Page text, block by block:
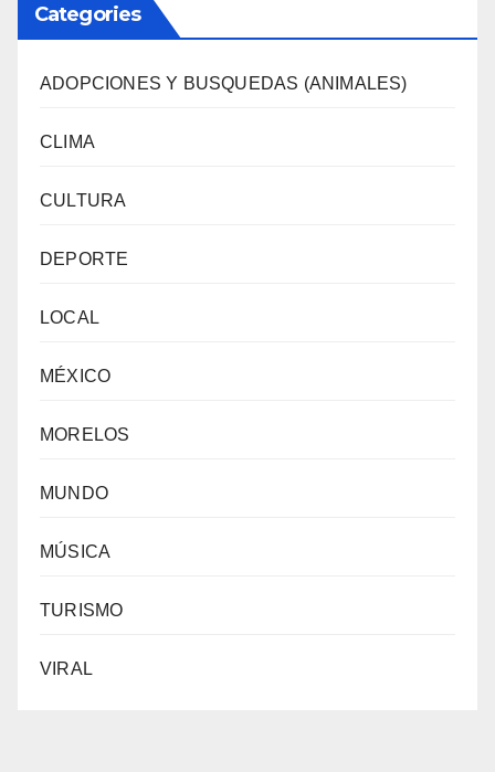
Categories
ADOPCIONES Y BUSQUEDAS (ANIMALES)
CLIMA
CULTURA
DEPORTE
LOCAL
MÉXICO
MORELOS
MUNDO
MÚSICA
TURISMO
VIRAL